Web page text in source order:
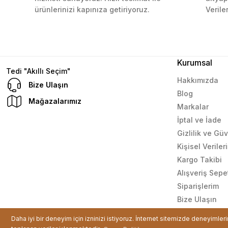
Daha iyi bir deneyim için izninizi istiyoruz. İnternet sitemizde
Mustafa Orhan | 25/07/2024
ürünlerinizi kapınıza getiriyoruz.
Tedi "Akıllı Seçim"
Bize Ulaşın
Mağazalarımız
Kurumsal
Hakkımızda
Blog
Markalar
İptal ve İade
Gizlilik ve
Kişisel
Kargo Takibi
Alışveriş
Siparişlerim
Bize Ulaşın
© Tüm hakları saklıdır. Kredi kartı bilgileriniz 256bit SSL